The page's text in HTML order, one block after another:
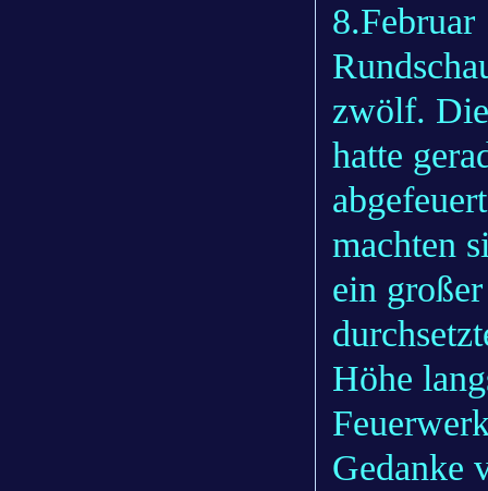
8.Februar
zwölf.
hatte
machten
ein
Höhe
Gedanke